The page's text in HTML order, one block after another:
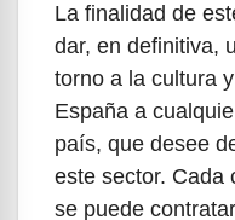
La finalidad de
dar, en definitiva,
torno a la cultura
España a
país, que desee
este sector. Cada
se puede